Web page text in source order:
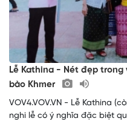
Lễ Kathina - Nét đẹp
bào Khmer
VOV4.VOV.VN - Lễ Kathina
nghi lễ có ý nghĩa đặc biệt